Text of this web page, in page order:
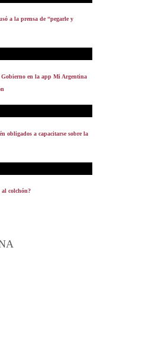
a la prensa de “pegarle y
en la app Mi Argentina
obligados a capacitarse sobre la
al colchón?